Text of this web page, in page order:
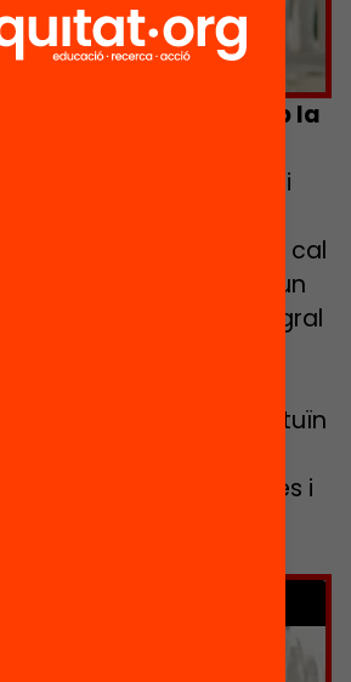
activar aquest contingut
agents vinculats i amb la
un
integral:
l’accés i
més enllà d’una
de l’àmbit educatiu, cal
per a potenciar un
més integral
això cal repensar
educatiu incloure a un
d’agents que interactuïn
i famílies per tal
les figures prescriptores i
amb el Passaport